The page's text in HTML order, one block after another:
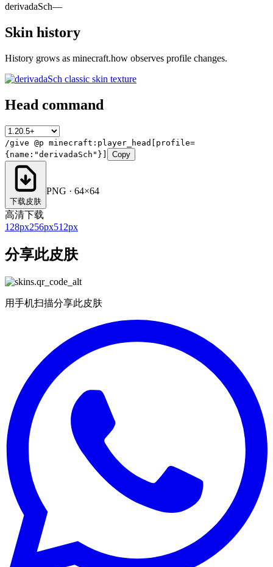
derivadaSch—
Skin history
History grows as minecraft.how observes profile changes.
Head command
/give @p minecraft:player_head[profile=
{name:"derivadaSch"}]
Copy
下载皮肤
PNG · 64×64
高清下载
128px256px512px
分享此皮肤
用手机扫描分享此皮肤